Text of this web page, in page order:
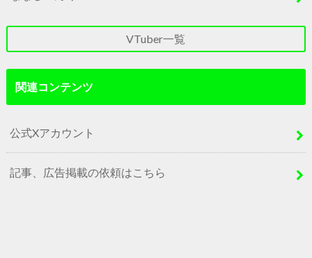
VTuber一覧
関連コンテンツ
公式Xアカウント
記事、広告掲載の依頼はこちら